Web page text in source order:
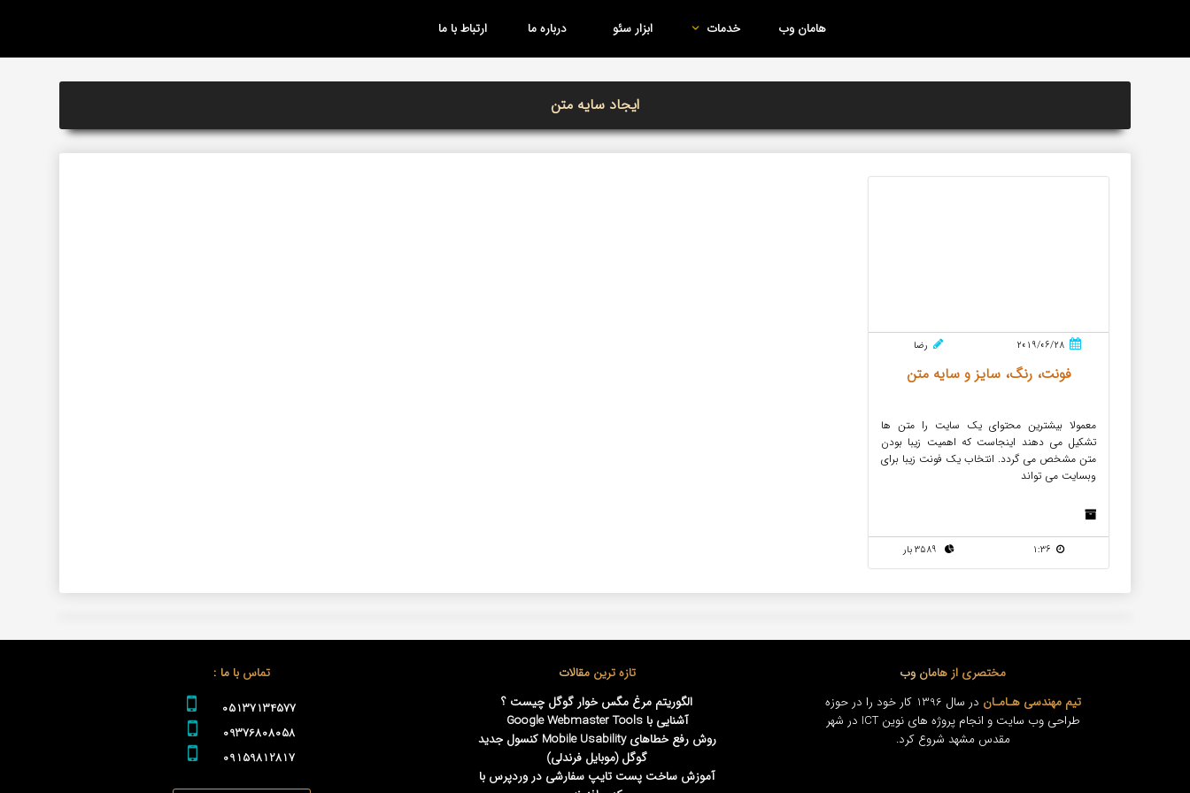
هامان وب خدمات ابزار سئو درباره ما ارتباط با ما
ایجاد سایه متن
2019/06/28 رضا
فونت، رنگ، سایز و سایه متن
معمولا بیشترین محتوای یک سایت را متن ها
تشکیل می دهند اینجاست که اهمیت زیبا بودن
متن مشخص می گردد. انتخاب یک فونت زیبا برای
وبسایت می تواند
1:36
مختصری از هامان وب
تیم مهندسی هـامـان
در سال 1396 کار خود را در حوزه
طراحی وب سایت و انجام پروژه های نوین ICT در شهر
مقدس مشهد شروع کرد.
تازه ترین مقالات
الگوریتم مرغ مگس خوار گوگل چیست ؟
آشنایی با Google Webmaster Tools
روش رفع خطاهای Mobile Usability کنسول جدید
گوگل (موبایل فرندلی)
آموزش ساخت پست تایپ سفارشی در وردپرس با
تماس با ما :
05137134577
09376808058
09159812817